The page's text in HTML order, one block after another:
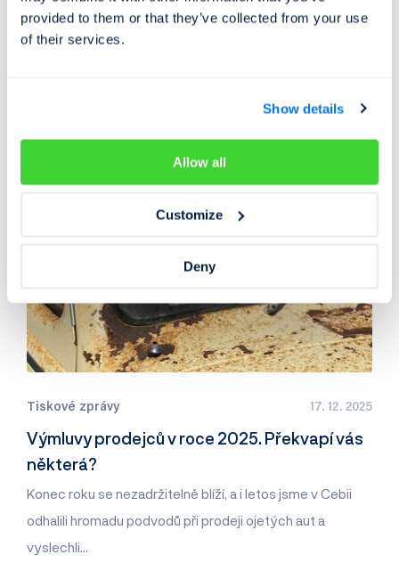
provided to them or that they’ve collected from your use
of their services.
Show details
Allow all
Customize
Deny
Rady a tipy 01. 01. 2026
EGR ventil - K čemu slouží a proč často zlobí?
"kurvítka" motorů. Je tedy k něčemu dobrý?
Tiskové zprávy 17. 12. 2025
Výmluvy prodejců v roce 2025. Překvapí vás
některá?
Konec roku se nezadržitelně blíží, a i letos jsme v Cebii
odhalili hromadu podvodů při prodeji ojetých aut a
vyslechli…